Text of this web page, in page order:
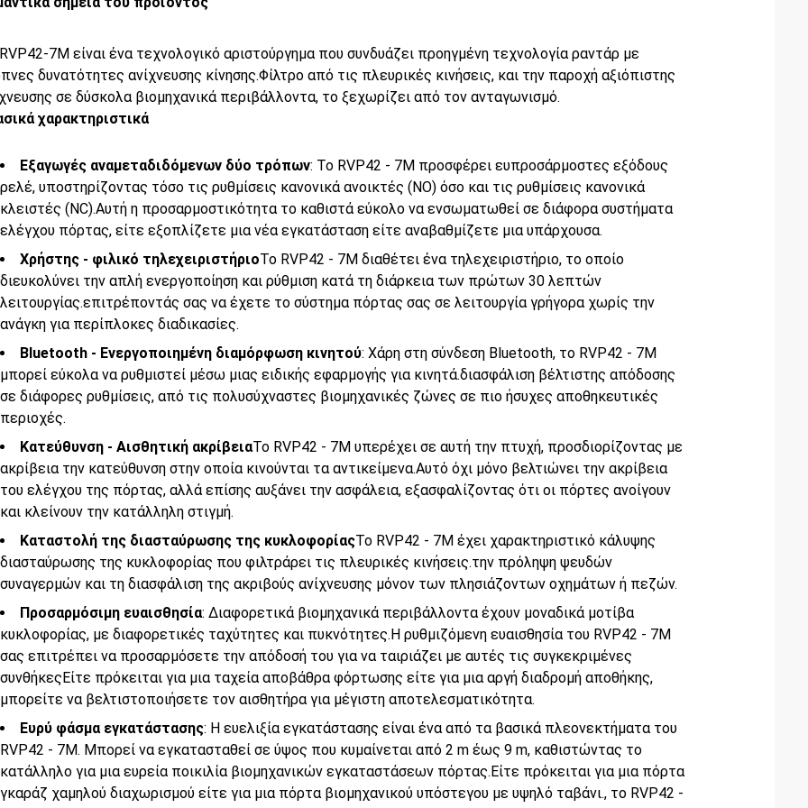
7M είναι ένα τεχνολογικό αριστούργημα που συνδυάζει προηγμένη τεχνολογία ραντάρ με
δυνατότητες ανίχνευσης κίνησης.Φίλτρο από τις πλευρικές κινήσεις, και την παροχή αξιόπιστης
σε δύσκολα βιομηχανικά περιβάλλοντα, το ξεχωρίζει από τον ανταγωνισμό.
χαρακτηριστικά
Εξαγωγές αναμεταδιδόμενων δύο τρόπων: Το RVP42 - 7M προσφέρει ευπροσάρμοστες εξόδους
ρελέ, υποστηρίζοντας τόσο τις ρυθμίσεις κανονικά ανοικτές (NO) όσο και τις ρυθμίσεις κανονικά
κλειστές (NC).Αυτή η προσαρμοστικότητα το καθιστά εύκολο να ενσωματωθεί σε διάφορα συστήματα
ελέγχου πόρτας, είτε εξοπλίζετε μια νέα εγκατάσταση είτε αναβαθμίζετε μια υπάρχουσα.
Χρήστης - φιλικό τηλεχειριστήριοΤο RVP42 - 7M διαθέτει ένα τηλεχειριστήριο, το οποίο
διευκολύνει την απλή ενεργοποίηση και ρύθμιση κατά τη διάρκεια των πρώτων 30 λεπτών
λειτουργίας.επιτρέποντάς σας να έχετε το σύστημα πόρτας σας σε λειτουργία γρήγορα χωρίς την
ανάγκη για περίπλοκες διαδικασίες.
Bluetooth - Ενεργοποιημένη διαμόρφωση κινητού: Χάρη στη σύνδεση Bluetooth, το RVP42 - 7M
μπορεί εύκολα να ρυθμιστεί μέσω μιας ειδικής εφαρμογής για κινητά.διασφάλιση βέλτιστης απόδοσης
σε διάφορες ρυθμίσεις, από τις πολυσύχναστες βιομηχανικές ζώνες σε πιο ήσυχες αποθηκευτικές
περιοχές.
Κατεύθυνση - Αισθητική ακρίβειαΤο RVP42 - 7M υπερέχει σε αυτή την πτυχή, προσδιορίζοντας με
ακρίβεια την κατεύθυνση στην οποία κινούνται τα αντικείμενα.Αυτό όχι μόνο βελτιώνει την ακρίβεια
του ελέγχου της πόρτας, αλλά επίσης αυξάνει την ασφάλεια, εξασφαλίζοντας ότι οι πόρτες ανοίγουν
και κλείνουν την κατάλληλη στιγμή.
Καταστολή της διασταύρωσης της κυκλοφορίαςΤο RVP42 - 7M έχει χαρακτηριστικό κάλυψης
διασταύρωσης της κυκλοφορίας που φιλτράρει τις πλευρικές κινήσεις.την πρόληψη ψευδών
συναγερμών και τη διασφάλιση της ακριβούς ανίχνευσης μόνον των πλησιάζοντων οχημάτων ή πεζών.
Προσαρμόσιμη ευαισθησία: Διαφορετικά βιομηχανικά περιβάλλοντα έχουν μοναδικά μοτίβα
κυκλοφορίας, με διαφορετικές ταχύτητες και πυκνότητες.Η ρυθμιζόμενη ευαισθησία του RVP42 - 7M
σας επιτρέπει να προσαρμόσετε την απόδοσή του για να ταιριάζει με αυτές τις συγκεκριμένες
συνθήκεςΕίτε πρόκειται για μια ταχεία αποβάθρα φόρτωσης είτε για μια αργή διαδρομή αποθήκης,
μπορείτε να βελτιστοποιήσετε τον αισθητήρα για μέγιστη αποτελεσματικότητα.
Ευρύ φάσμα εγκατάστασης: Η ευελιξία εγκατάστασης είναι ένα από τα βασικά πλεονεκτήματα του
RVP42 - 7M. Μπορεί να εγκατασταθεί σε ύψος που κυμαίνεται από 2 m έως 9 m, καθιστώντας το
κατάλληλο για μια ευρεία ποικιλία βιομηχανικών εγκαταστάσεων πόρτας.Είτε πρόκειται για μια πόρτα
γκαράζ χαμηλού διαχωρισμού είτε για μια πόρτα βιομηχανικού υπόστεγου με υψηλό ταβάνι., το RVP42 -